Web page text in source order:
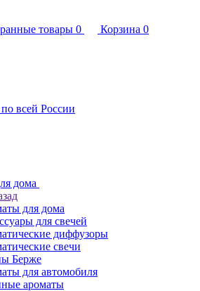
товары 0 Корзина 0
всей России
дома
для дома
для свечей
диффузоры
свечи
Берже
для автомобиля
ароматы